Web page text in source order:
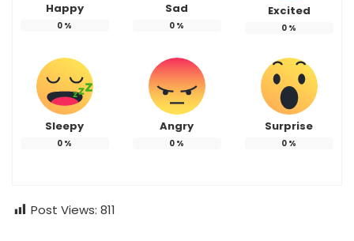
Happy
0 %
Sad
0 %
Excited
0 %
Sleepy
0 %
Angry
0 %
Surprise
0 %
Post Views: 811